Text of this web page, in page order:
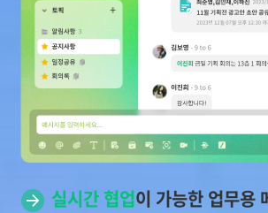
실시간 협업이 가능한 업무용